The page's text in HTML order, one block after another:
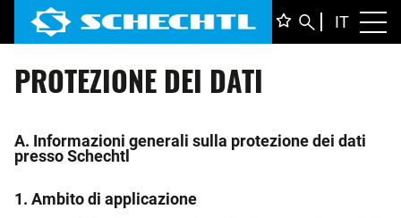
IT
PROTEZIONE DEI DATI
A. Informazioni generali sulla protezione dei dati
presso Schechtl
1. Ambito di applicazione